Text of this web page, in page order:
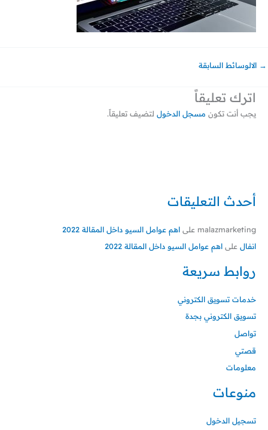
أحدث التعليقات
malazmarketing على اهم عوامل السيو داخل المقالة 2022
انفال على اهم عوامل السيو داخل المقالة 2022
روابط سريعة
خدمات تسويق الكتروني
تسويق الكتروني بجدة
تواصل
قصتي
معلومات
منوعات
تسجيل الدخول
→ الالوسائط السابقة
اترك تعليقاً
يجب أنت تكون مسجل الدخول لتضيف تعليقاً.